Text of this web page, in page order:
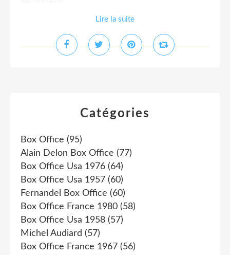
Lire la suite
Catégories
Box Office (95)
Alain Delon Box Office (77)
Box Office Usa 1976 (64)
Box Office Usa 1957 (60)
Fernandel Box Office (60)
Box Office France 1980 (58)
Box Office Usa 1958 (57)
Michel Audiard (57)
Box Office France 1967 (56)